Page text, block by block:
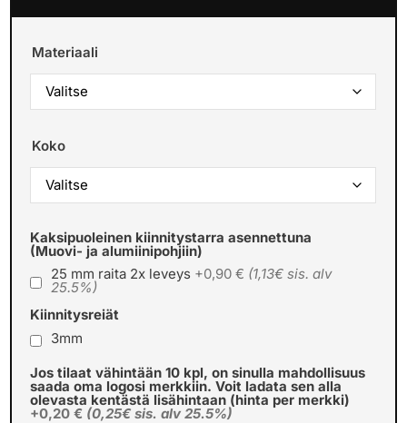
Materiaali
Koko
Kaksipuoleinen kiinnitystarra asennettuna
(Muovi- ja alumiinipohjiin)
25 mm raita 2x leveys +0,90 € (1,13€ sis. alv
25.5%)
Kiinnitysreiät
3mm
Jos tilaat vähintään 10 kpl, on sinulla mahdollisuus
saada oma logosi merkkiin. Voit ladata sen alla
olevasta kentästä lisähintaan (hinta per merkki)
+0,20 € (0,25€ sis. alv 25.5%)